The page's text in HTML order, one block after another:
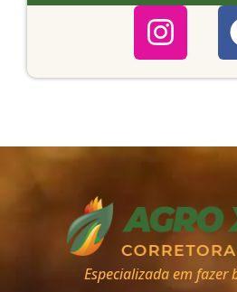
Especializada em fazer